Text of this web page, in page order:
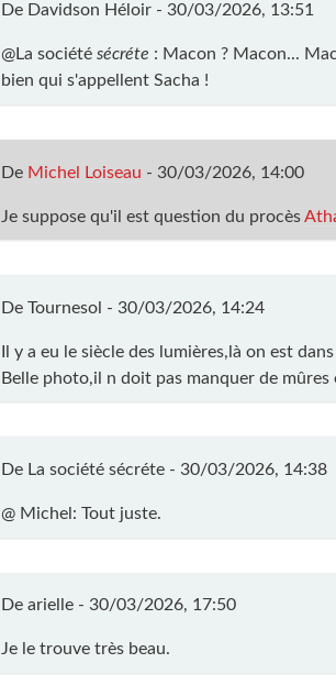
De Davidson Héloir - 30/03/2026, 13:51
@La société sécréte : Macon ? Macon...
bien qui s'appellent Sacha !
De Michel Loiseau - 30/03/2026, 14:00
Je suppose qu'il est question du procès
De Tournesol - 30/03/2026, 14:24
Il y a eu le siècle des lumières,là on est
Belle photo,il n doit pas manquer de mûres
De La société sécréte - 30/03/2026, 14:38
@ Michel: Tout juste.
De arielle - 30/03/2026, 17:50
Je le trouve très beau.